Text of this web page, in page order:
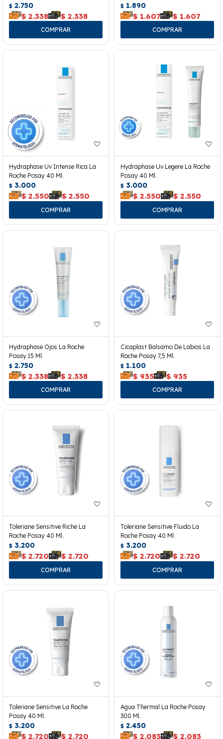
$ 2.750
$ 2.338 $ 2.338
$ 1.890
$ 1.607 $ 1.607
Hydraphase Uv Intense Rica La
Roche Posay 40 Ml.
$ 3.000
$ 2.550 $ 2.550
Hydraphase Uv Legere La Roche
Posay 40 Ml.
$ 3.000
$ 2.550 $ 2.550
Hydraphase Ojos La Roche
Posay 15 Ml.
$ 2.750
$ 2.338 $ 2.338
Cicaplast Balsamo De Labios La
Roche Posay 7,5 Ml.
$ 1.100
$ 935 $ 935
Toleriane Sensitive Riche La
Roche Posay 40 Ml.
$ 3.200
$ 2.720 $ 2.720
Toleriane Sensitive Fluido La
Roche Posay 40 Ml.
$ 3.200
$ 2.720 $ 2.720
Toleriane Sensitive La Roche
Posay 40 Ml.
$ 3.200
$ 2.720 $ 2.720
Agua Thermal La Roche Posay
300 Ml.
$ 2.450
$ 2.083 $ 2.083